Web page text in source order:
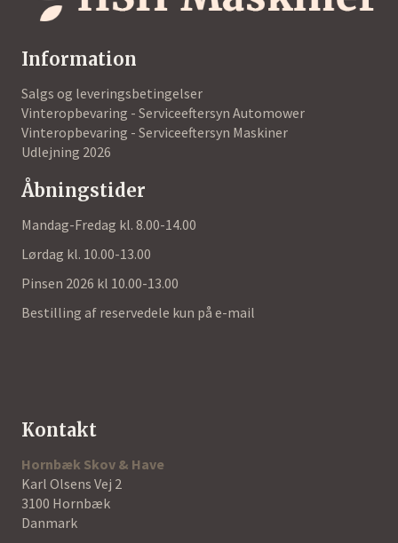
Information
Salgs og leveringsbetingelser
Vinteropbevaring - Serviceeftersyn Automower
Vinteropbevaring - Serviceeftersyn Maskiner
Udlejning 2026
Åbningstider
Mandag-Fredag kl. 8.00-14.00
Lørdag kl. 10.00-13.00
Pinsen 2026 kl 10.00-13.00
Bestilling af reservedele kun på e-mail
Kontakt
Hornbæk Skov & Have
Karl Olsens Vej 2
3100 Hornbæk
Danmark